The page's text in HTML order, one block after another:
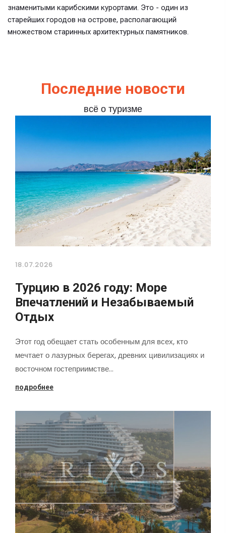
знаменитыми карибскими курортами. Это - один из
старейших городов на острове, располагающий
множеством старинных архитектурных памятников.
Последние новости
всё о туризме
18.07.2026
Турцию в 2026 году: Море
Впечатлений и Незабываемый
Отдых
Этот год обещает стать особенным для всех, кто
мечтает о лазурных берегах, древних цивилизациях и
восточном гостеприимстве…
подробнее